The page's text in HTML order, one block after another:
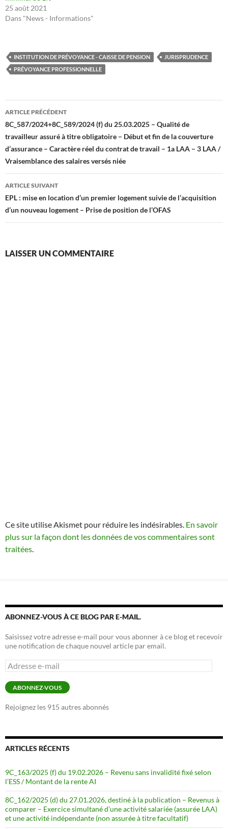
25 août 2021
Dans "News - Informations"
INSTITUTION DE PRÉVOYANCE - CAISSE DE PENSION
JURISPRUDENCE
PRÉVOYANCE PROFESSIONNELLE
Navigation
des
articles
ARTICLE PRÉCÉDENT
8C_587/2024+8C_589/2024 (f) du 25.03.2025 – Qualité de
travailleur assuré à titre obligatoire – Début et fin de la couverture
d’assurance – Caractère réel du contrat de travail – 1a LAA – 3 LAA /
Vraisemblance des salaires versés niée
ARTICLE SUIVANT
EPL : mise en location d’un premier logement suivie de l’acquisition
d’un nouveau logement – Prise de position de l’OFAS
LAISSER UN COMMENTAIRE
Ce site utilise Akismet pour réduire les indésirables. En savoir
plus sur la façon dont les données de vos commentaires sont
traitées.
ABONNEZ-VOUS À CE BLOG PAR E-MAIL.
Saisissez votre adresse e-mail pour vous abonner à ce blog et recevoir
une notification de chaque nouvel article par email.
Adresse
e-
mail
ABONNEZ-VOUS
Rejoignez les 915 autres abonnés
ARTICLES RÉCENTS
9C_163/2025 (f) du 19.02.2026 – Revenu sans invalidité fixé selon
l’ESS / Montant de la rente AI
8C_162/2025 (d) du 27.01.2026, destiné à la publication – Revenus à
comparer – Exercice simultané d’une activité salariée (assurée LAA)
et une activité indépendante (non assurée à titre facultatif)